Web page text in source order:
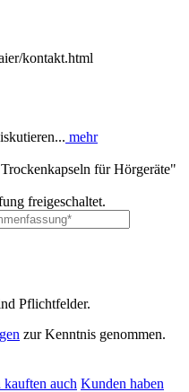
kontakt.html
mehr
für Hörgeräte"
freigeschaltet.
Pflichtfelder.
zur Kenntnis genommen.
auch Kunden haben